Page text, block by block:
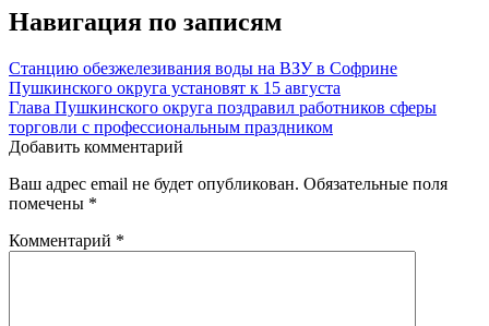
Навигация по записям
Станцию обезжелезивания воды на ВЗУ в Софрине
Пушкинского округа установят к 15 августа
Глава Пушкинского округа поздравил работников сферы
торговли с профессиональным праздником
Добавить комментарий
Ваш адрес email не будет опубликован. Обязательные поля
помечены *
Комментарий *